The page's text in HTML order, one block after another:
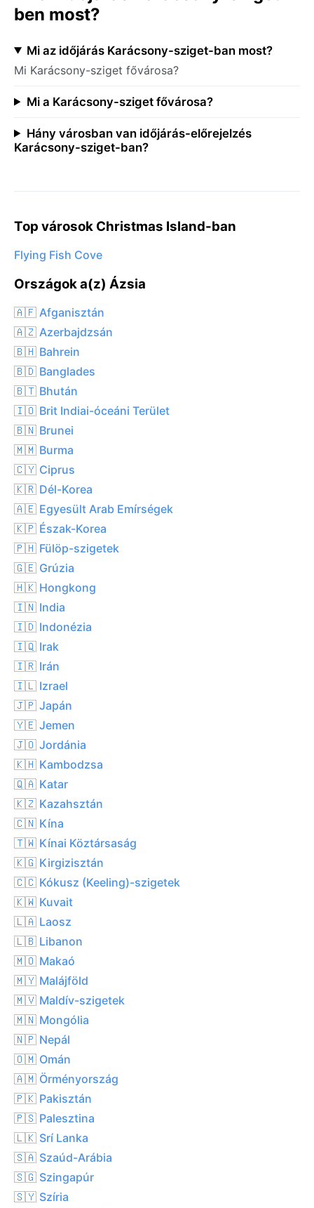
ben most?
Mi az időjárás Karácsony-sziget-ban most?
Mi Karácsony-sziget fővárosa?
Mi a Karácsony-sziget fővárosa?
Hány városban van időjárás-előrejelzés
Karácsony-sziget-ban?
Top városok Christmas Island-ban
Flying Fish Cove
Országok a(z) Ázsia
🇦🇫 Afganisztán
🇦🇿 Azerbajdzsán
🇧🇭 Bahrein
🇧🇩 Banglades
🇧🇹 Bhután
🇮🇴 Brit Indiai-óceáni Terület
🇧🇳 Brunei
🇲🇲 Burma
🇨🇾 Ciprus
🇰🇷 Dél-Korea
🇦🇪 Egyesült Arab Emírségek
🇰🇵 Észak-Korea
🇵🇭 Fülöp-szigetek
🇬🇪 Grúzia
🇭🇰 Hongkong
🇮🇳 India
🇮🇩 Indonézia
🇮🇶 Irak
🇮🇷 Irán
🇮🇱 Izrael
🇯🇵 Japán
🇾🇪 Jemen
🇯🇴 Jordánia
🇰🇭 Kambodzsa
🇶🇦 Katar
🇰🇿 Kazahsztán
🇨🇳 Kína
🇹🇼 Kínai Köztársaság
🇰🇬 Kirgizisztán
🇨🇨 Kókusz (Keeling)-szigetek
🇰🇼 Kuvait
🇱🇦 Laosz
🇱🇧 Libanon
🇲🇴 Makaó
🇲🇾 Malájföld
🇲🇻 Maldív-szigetek
🇲🇳 Mongólia
🇳🇵 Nepál
🇴🇲 Omán
🇦🇲 Örményország
🇵🇰 Pakisztán
🇵🇸 Palesztina
🇱🇰 Srí Lanka
🇸🇦 Szaúd-Arábia
🇸🇬 Szingapúr
🇸🇾 Szíria